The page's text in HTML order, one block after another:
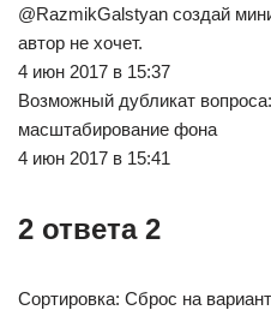
@RazmikGalstyan создай
автор не хочет.
4 июн 2017 в 15:37
Возможный дубликат
масштабирование фона
4 июн 2017 в 15:41
2 ответа 2
Сортировка: Сброс на